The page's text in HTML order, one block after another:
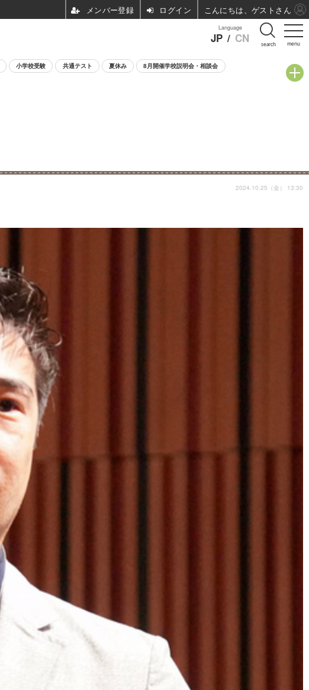
menu
Language
JP / CN search
小学校受験 共通テスト 夏休み 8月開催学校説明会・相談会
2024.10.25（金） 13:30
ログイン こんにちは、ゲストさん